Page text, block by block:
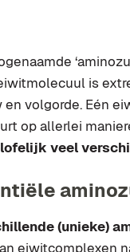
is
volgorde. Eén
op allerlei
veel
(unieke)
eiwitcomplexen